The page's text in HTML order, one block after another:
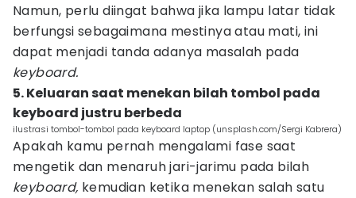
Namun, perlu diingat bahwa jika lampu latar tidak
berfungsi sebagaimana mestinya atau mati, ini
dapat menjadi tanda adanya masalah pada
keyboard.
5. Keluaran saat menekan bilah tombol pada
keyboard justru berbeda
ilustrasi tombol-tombol pada keyboard laptop (unsplash.com/Sergi Kabrera)
Apakah kamu pernah mengalami fase saat
mengetik dan menaruh jari-jarimu pada bilah
keyboard, kemudian ketika menekan salah satu